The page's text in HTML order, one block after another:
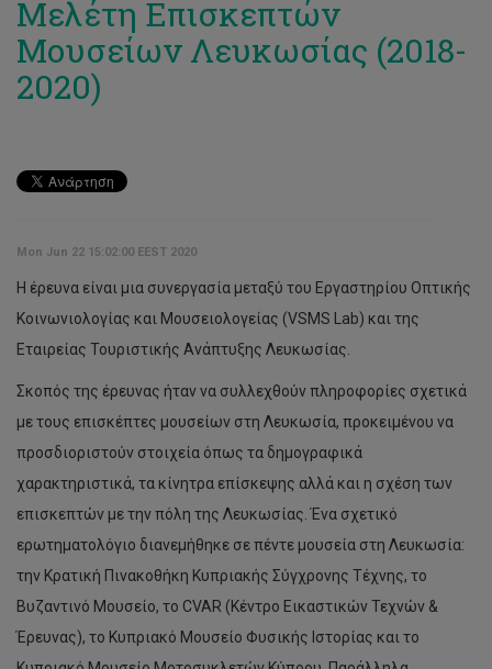
Μελέτη Επισκεπτών
Μουσείων Λευκωσίας (2018-
2020)
Mon Jun 22 15:02:00 EEST 2020
Η έρευνα είναι μια συνεργασία μεταξύ τoυ Εργαστηρίου Οπτικής
Κοινωνιολογίας και Μουσειολογείας (VSMS Lab) και της
Εταιρείας Τουριστικής Ανάπτυξης Λευκωσίας.
Σκοπός της έρευνας ήταν να συλλεχθούν πληροφορίες σχετικά
με τους επισκέπτες μουσείων στη Λευκωσία, προκειμένου να
προσδιοριστούν στοιχεία όπως τα δημογραφικά
χαρακτηριστικά, τα κίνητρα επίσκεψης αλλά και η σχέση των
επισκεπτών με την πόλη της Λευκωσίας. Ένα σχετικό
ερωτηματολόγιο διανεμήθηκε σε πέντε μουσεία στη Λευκωσία:
την Κρατική Πινακοθήκη Κυπριακής Σύγχρονης Τέχνης, το
Βυζαντινό Μουσείο, το CVAR (Κέντρο Εικαστικών Τεχνών &
Έρευνας), το Κυπριακό Μουσείο Φυσικής Ιστορίας και το